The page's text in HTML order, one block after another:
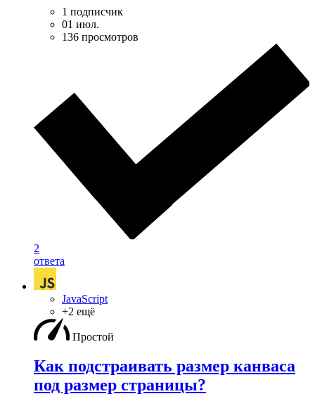
1 подписчик
01 июл.
136 просмотров
2
ответа
JavaScript
+2 ещё
Простой
Как подстраивать размер канваса
под размер страницы?